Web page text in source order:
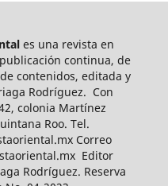
es una revista en
continua, de
contenidos, editada y
Rodríguez. Con
colonia Martínez
Roo. Tel.
Correo
Editor
Rodríguez. Reserva